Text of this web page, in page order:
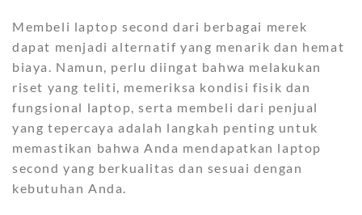
Membeli laptop second dari berbagai merek
dapat menjadi alternatif yang menarik dan hemat
biaya. Namun, perlu diingat bahwa melakukan
riset yang teliti, memeriksa kondisi fisik dan
fungsional laptop, serta membeli dari penjual
yang tepercaya adalah langkah penting untuk
memastikan bahwa Anda mendapatkan laptop
second yang berkualitas dan sesuai dengan
kebutuhan Anda.